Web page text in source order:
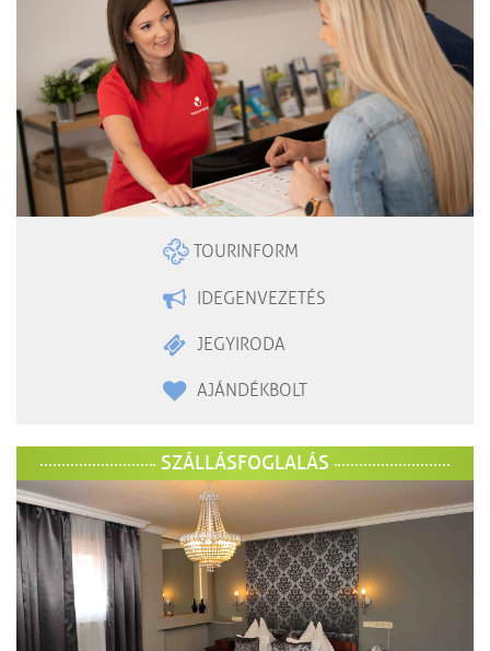
TOURINFORM
IDEGENVEZETÉS
JEGYIRODA
AJÁNDÉKBOLT
SZÁLLÁSFOGLALÁS